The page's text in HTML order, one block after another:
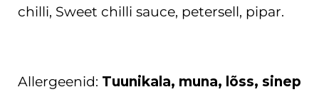
chilli, Sweet chilli sauce, petersell, pipar.
Allergeenid: Tuunikala, muna, lõss, sinep